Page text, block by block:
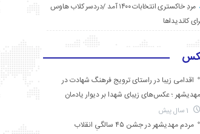
مردِ خاکستری انتخابات ۱۴۰۰ آمد /دردسر کلاب هاوس
کاندیداها
اقدامی زیبا در راستای ترویج فرهنگ شهادت در
مهدیشهر ؛ عکس‌های زیبای شهدا بر دیوار یادمان
مردم مهدیشهر در جشن ۴۵ سالگیِ انقلاب